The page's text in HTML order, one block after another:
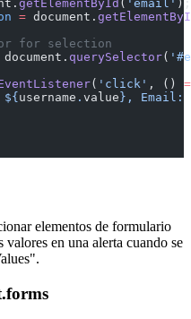
getElementById ( 'email' );
= document.
for selection
document. querySelector(
( 'click' , ()
${ username . value }, Email:
elementos de formulario
en una alerta cuando se